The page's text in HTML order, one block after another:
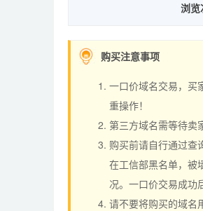
浏览
购买注意事项
一口价域名交易，买
重操作！
第三方域名需等待卖
购买前请自行通过查
在工信部黑名单，被
况。一口价交易成功
请不要将购买的域名